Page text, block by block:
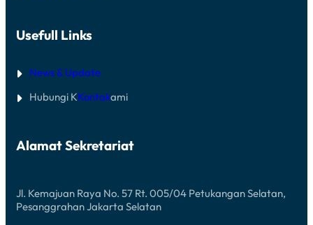
Usefull Links
News & Update
Hubungi KKontakami
Alamat Sekretariat
Jl. Kemajuan Raya No. 57 Rt. 005/04 Petukangan Selatan,
Pesanggrahan Jakarta Selatan